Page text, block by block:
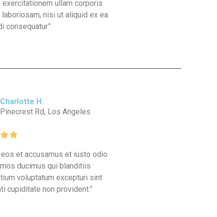
exercitationem ullam corporis
nisi ut aliquid ex ea
consequatur”
Charlotte H.
Pinecrest Rd, Los Angeles
eos et accusamus et iusto odio
ducimus qui blanditiis
voluptatum excepturi sint
cupiditate non provident.”